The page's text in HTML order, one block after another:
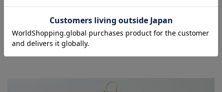
【martinique】NEW ARRIVAL Mar. vol.2